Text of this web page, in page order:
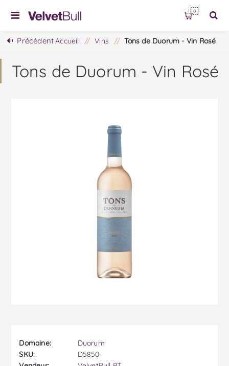
0
PrécédentAccueil / Vins / Tons de Duorum - Vin Rosé
Tons de Duorum - Vin Rosé
Domaine:
Duorum
SKU:
D5850